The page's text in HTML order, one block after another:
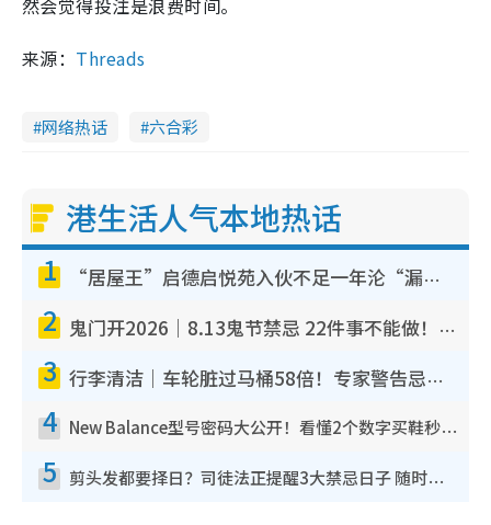
然会觉得投注是浪费时间。
来源： Threads
网络热话 六合彩
港生活人气本地热话
1 “居屋王”启德启悦苑入伙不足一年沦“漏水之王”！插座喷火花致大停电 多户业主全屋家电报废
2 鬼门开2026｜8.13鬼节禁忌 22件事不能做！烧肉、刺身要少食？半夜勿吹口哨/打给个电话
3 行李清洁｜车轮脏过马桶58倍！专家警告忌用酒精擦 教1招免脏手除菌
4 New Balance型号密码大公开！看懂2个数字买鞋秒知功能免中伏 附5大热门鞋款
5 剪头发都要择日？司徒法正提醒3大禁忌日子 随时剪走财运！这日剪发恐“剪寿命”？